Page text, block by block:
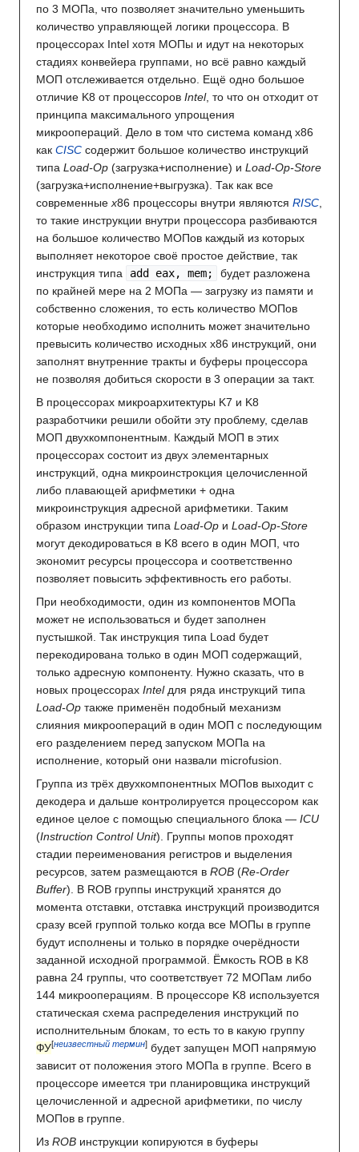
по 3 МОПа, что позволяет значительно уменьшить
количество управляющей логики процессора. В
процессорах Intel хотя МОПы и идут на некоторых
стадиях конвейера группами, но всё равно каждый
МОП отслеживается отдельно. Ещё одно большое
отличие K8 от процессоров Intel, то что он отходит от
принципа максимального упрощения
микроопераций. Дело в том что система команд x86
как CISC содержит большое количество инструкций
типа Load-Op (загрузка+исполнение) и Load-Op-Store
(загрузка+исполнение+выгрузка). Так как все
современные x86 процессоры внутри являются RISC
то такие инструкции внутри процессора разбиваются
на большое количество МОПов каждый из которых
выполняет некоторое своё простое действие, так
инструкция типа
add eax, mem;
будет разложена
по крайней мере на 2 МОПа — загрузку из памяти и
собственно сложения, то есть количество МОПов
которые необходимо исполнить может значительно
превысить количество исходных x86 инструкций, они
заполнят внутренние тракты и буферы процессора
не позволяя добиться скорости в 3 операции за такт.
В процессорах микроархитектуры K7 и K8
разработчики решили обойти эту проблему, сделав
МОП двухкомпонентным. Каждый МОП в этих
процессорах состоит из двух элементарных
инструкций, одна микроинстрокция целочисленной
либо плавающей арифметики + одна
микроинструкция адресной арифметики. Таким
образом инструкции типа Load-Op и Load-Op-Store
могут декодироваться в K8 всего в один МОП, что
экономит ресурсы процессора и соответственно
позволяет повысить эффективность его работы.
При необходимости, один из компонентов МОПа
может не использоваться и будет заполнен
пустышкой. Так инструкция типа Load будет
перекодирована только в один МОП содержащий,
только адресную компоненту. Нужно сказать, что в
новых процессорах Intelдля ряда инструкций типа
Load-Op также применён подобный механизм
слияния микроопераций в один МОП с последующим
его разделением перед запуском МОПа на
исполнение, который они назвали microfusion.
Группа из трёх двухкомпонентных МОПов выходит с
декодера и дальше контролируется процессором как
единое целое с помощью специального блока — ICU
(Instruction Control Unit). Группы мопов проходят
стадии переименования регистров и выделения
ресурсов, затем размещаются в ROB (Re-Order
Buffer). В ROB группы инструкций хранятся до
момента отставки, отставка инструкций производится
сразу всей группой только когда все МОПы в группе
будут исполнены и только в порядке очерёдности
заданной исходной программой. Ёмкость ROB в K8
равна 24 группы, что соответствует 72 МОПам либо
144 микрооперациям. В процессоре K8 используется
статическая схема распределения инструкций по
исполнительным блокам, то есть то в какую группу
ФУ[неизвестный термин] будет запущен МОП напрямую
зависит от положения этого МОПа в группе. Всего в
процессоре имеется три планировщика инструкций
целочисленной и адресной арифметики, по числу
МОПов в группе.
Из ROB инструкции копируются в буферы